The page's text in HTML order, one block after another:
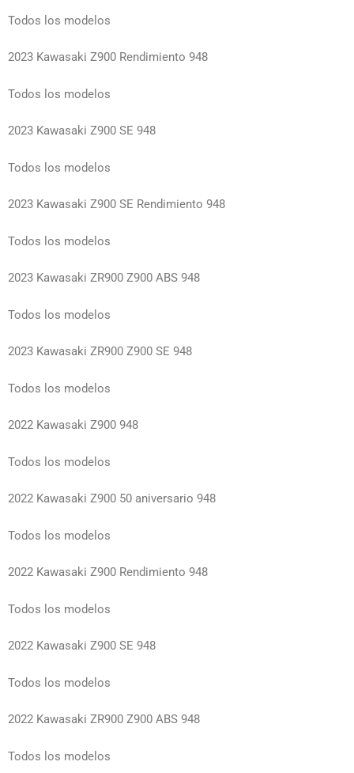
Todos los modelos
2023 Kawasaki Z900 Rendimiento 948
Todos los modelos
2023 Kawasaki Z900 SE 948
Todos los modelos
2023 Kawasaki Z900 SE Rendimiento 948
Todos los modelos
2023 Kawasaki ZR900 Z900 ABS 948
Todos los modelos
2023 Kawasaki ZR900 Z900 SE 948
Todos los modelos
2022 Kawasaki Z900 948
Todos los modelos
2022 Kawasaki Z900 50 aniversario 948
Todos los modelos
2022 Kawasaki Z900 Rendimiento 948
Todos los modelos
2022 Kawasaki Z900 SE 948
Todos los modelos
2022 Kawasaki ZR900 Z900 ABS 948
Todos los modelos